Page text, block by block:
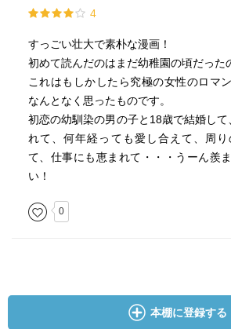
4
すっごい壮大で素朴な漫画！
初めて読んだのはまだ幼稚園の頃だった
これはもしかしたら究極の女性のロマ
なんとなく思ったものです。
初恋の幼馴染の男の子と18歳で結婚して
れて、何年経っても愛し合えて、周り
て、仕事にも恵まれて・・・うーん羨
い！
0
本棚に登録する